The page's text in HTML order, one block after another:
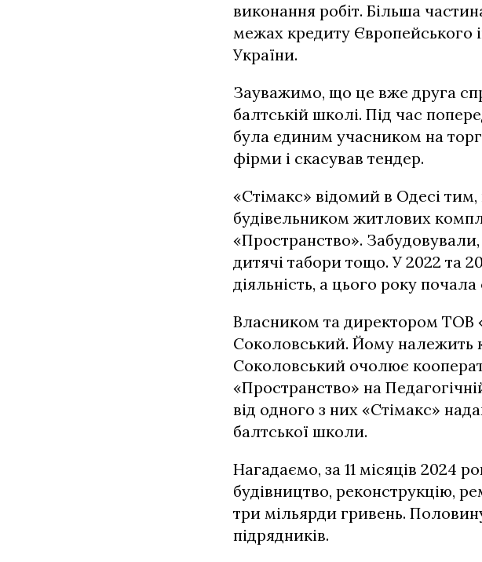
виконання робіт. Більша
межах кредиту Європейського
України.
Зауважимо, що це вже друга
балтській школі. Під час
була єдиним учасником на
фірми і скасував тендер.
«Стімакс» відомий в Одесі
будівельником житлових
«Пространство».
дитячі табори тощо. У 2022 та
діяльність, а цього року
Власником та директором ТОВ
Соколовський. Йому належить
Соколовський очолює
«Пространство» на
від одного з них «Стімакс»
балтської школи.
Нагадаємо, за 11 місяців 2024
будівництво, реконструкцію,
три мільярди гривень.
підрядників.